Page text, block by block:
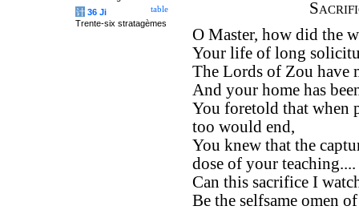
O Master, how did the
Your life of long
The Lords of Zou have
And your home has
You foretold that when
too would end,
You knew that the
dose of your teaching....
Can this sacrifice I
Be the selfsame omen
table
计 36 Ji
Trente-six stratagèmes